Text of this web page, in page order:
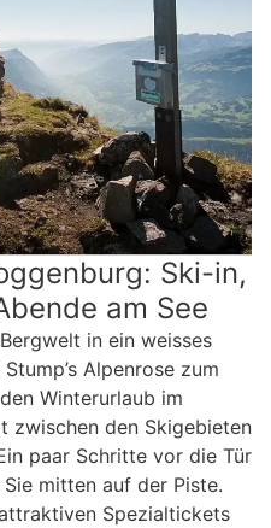
Ski-in,
am See
in ein weisses
Alpenrose zum
Winterurlaub im
zwischen den Skigebieten
paar Schritte vor die Tür
mitten auf der Piste.
Spezialtickets